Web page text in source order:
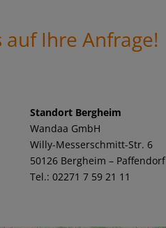
Ihre Anfrage!
Standort Bergheim
Wandaa GmbH
Willy-Messerschmitt-Str. 6
50126 Bergheim – Paffendorf
Tel.: 02271 7 59 21 11